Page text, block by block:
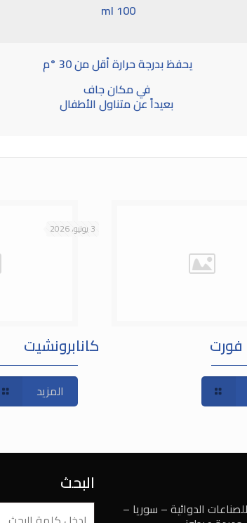
100 ml
يحفظ بدرجة حرارة أقل من 30 °م
في مكان جاف
بعيداً عن متناول الأطفال
فورت
3 يونيو، 2026
كانابرونشيت
المزيد
الدوائية – سوريا –
البحث